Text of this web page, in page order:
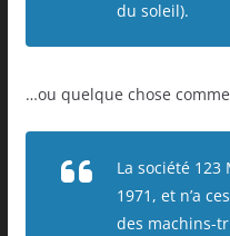
du soleil).
…ou quelque chose
La société 123
1971, et n’a
des machins-